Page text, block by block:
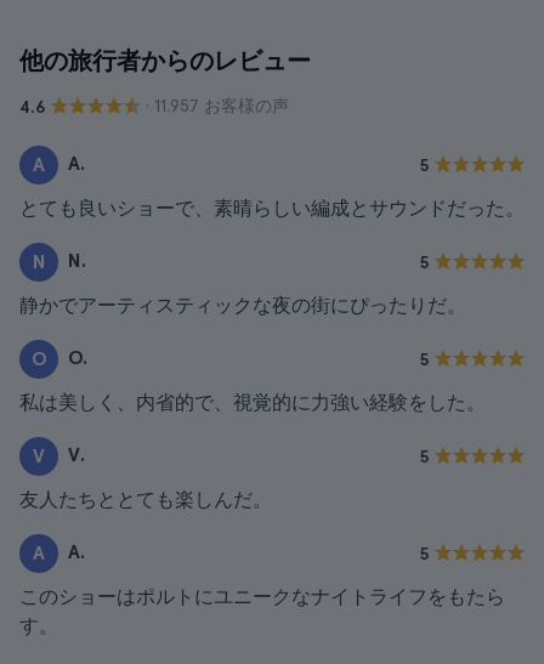
他の旅行者からのレビュー
4.6 · 11.957 お客様の声
A A. 5
とても良いショーで、素晴らしい編成とサウンドだった。
N N. 5
静かでアーティスティックな夜の街にぴったりだ。
O O. 5
私は美しく、内省的で、視覚的に力強い経験をした。
V V. 5
友人たちととても楽しんだ。
A A. 5
このショーはポルトにユニークなナイトライフをもたら
す。